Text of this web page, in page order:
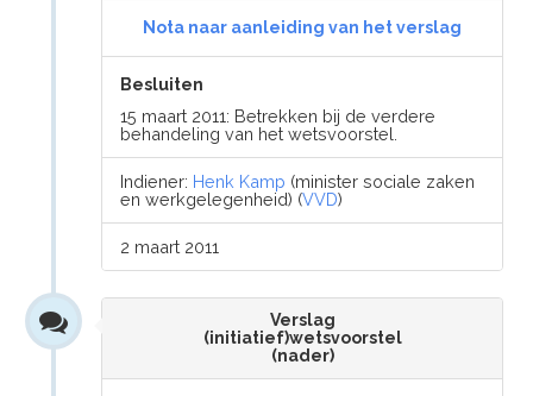
Nota naar aanleiding van het verslag
Besluiten
15 maart 2011: Betrekken bij de verdere
behandeling van het wetsvoorstel.
Indiener: Henk Kamp (minister sociale zaken
en werkgelegenheid) (VVD)
2 maart 2011
Verslag
(initiatief)wetsvoorstel
(nader)